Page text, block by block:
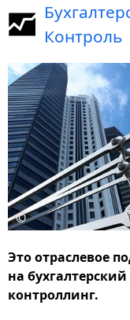
Контроль
©
Это отраслевое
на
контроллинг.